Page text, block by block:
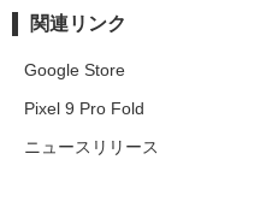
関連リンク
Google Store
Pixel 9 Pro Fold
ニュースリリース